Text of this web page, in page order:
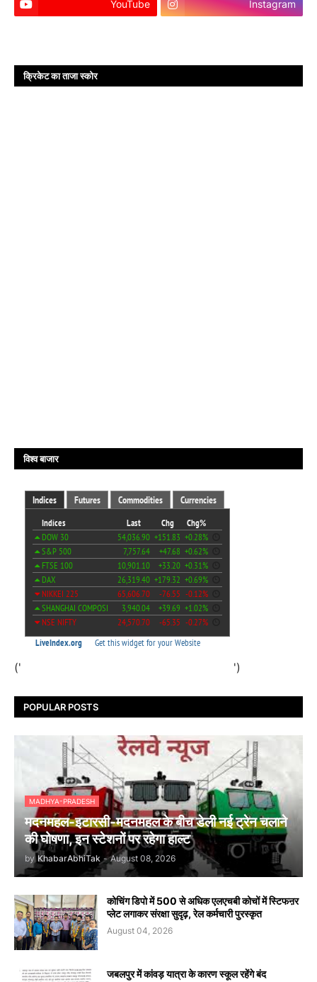
YouTube Instagram
क्रिकेट का ताजा स्कोर
विश्व बाजार
(' ')
POPULAR POSTS
MADHYA-PRADESH
मदनमहल-इटारसी-मदनमहल के बीच डेली नई ट्रेन चलाने
की घोषणा, इन स्टेशनों पर रहेगा हाल्ट
by KhabarAbhiTak - August 08, 2026
कोचिंग डिपो में 500 से अधिक एलएचबी कोचों में स्टिफऩर
प्लेट लगाकर संरक्षा सुदृढ़, रेल कर्मचारी पुरस्कृत
August 04, 2026
जबलपुर में कांवड़ यात्रा के कारण स्कूल रहेंगे बंद